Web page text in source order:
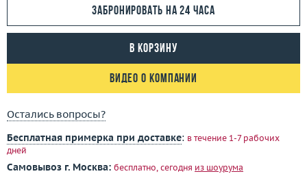
Забронировать на 24 часа
В корзину
Видео о компании
Остались вопросы?
Бесплатная примерка при доставке: в течение 1-7 рабочих
дней
Самовывоз г. Москва: бесплатно, сегодня из шоурума